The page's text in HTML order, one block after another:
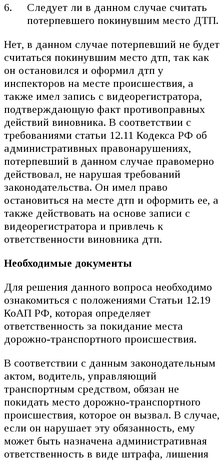
Следует ли в данном случае считать
потерпевшего покинувшим место ДТП.
Нет, в данном случае потерпевший не будет
считаться покинувшим место дтп, так как
он остановился и оформил дтп у
инспекторов на месте происшествия, а
также имел запись с видеорегистратора,
подтверждающую факт противоправных
действий виновника. В соответствии с
требованиями статьи 12.11 Кодекса РФ об
административных правонарушениях,
потерпевший в данном случае правомерно
действовал, не нарушая требований
законодательства. Он имел право
остановиться на месте дтп и оформить ее, а
также действовать на основе записи с
видеорегистратора и привлечь к
ответственности виновника дтп.
Необходимые документы
Для решения данного вопроса необходимо
ознакомиться с положениями Статьи 12.19
КоАП РФ, которая определяет
ответственность за покидание места
дорожно-транспортного происшествия.
В соответствии с данным законодательным
актом, водитель, управляющий
транспортным средством, обязан не
покидать место дорожно-транспортного
происшествия, которое он вызвал. В случае,
если он нарушает эту обязанность, ему
может быть назначена административная
ответственность в виде штрафа, лишения